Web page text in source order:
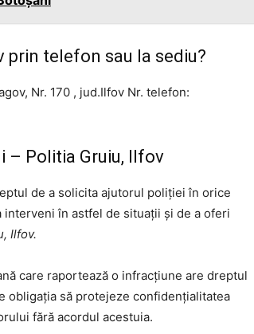
prin telefon sau la sediu?
Nr. 170 , jud.Ilfov Nr. telefon:
– Politia Gruiu, Ilfov
de a solicita ajutorul poliției în orice
interveni în astfel de situații și de a oferi
Ilfov.
care raportează o infracțiune are dreptul
obligația să protejeze confidențialitatea
fără acordul acestuia.